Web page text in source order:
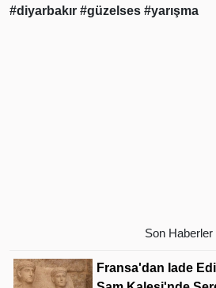
#diyarbakır #güzelses #yarışma
Son Haberler
Fransa'dan Iade